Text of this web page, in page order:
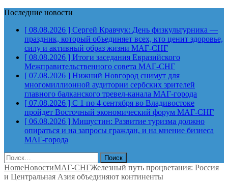
Последние новости
[ 08.08.2026 ] Сергей Кравчук: День физкультурника —
праздник, который объединяет всех, кто ценит здоровье,
силу и активный образ жизни МАГ-СНГ
[ 08.08.2026 ] Итоги заседания Евразийского
Межправительственного совета МАГ-СНГ
[ 07.08.2026 ] Нижний Новгород снимут для
многомиллионной аудитории сербских зрителей
главного балканского тревел-канала МАГ-города
[ 07.08.2026 ] С 1 по 4 сентября во Владивостоке
пройдет Восточный экономический форум МАГ-СНГ
[ 06.08.2026 ] Мишустин: Развитие туризма должно
опираться и на запросы граждан, и на мнение бизнеса
МАГ-города
Найти:
HomeНовостиМАГ-СНГЖелезный путь процветания: Россия
и Центральная Азия объединяют континенты